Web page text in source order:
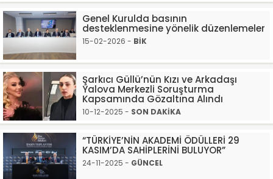
Genel Kurulda basının
desteklenmesine yönelik düzenlemeler
15-02-2026 - BİK
Şarkıcı Güllü’nün Kızı ve Arkadaşı
Yalova Merkezli Soruşturma
Kapsamında Gözaltına Alındı
10-12-2025 - SON DAKİKA
“TÜRKİYE’NİN AKADEMİ ÖDÜLLERİ 29
KASIM’DA SAHİPLERİNİ BULUYOR”
24-11-2025 - GÜNCEL